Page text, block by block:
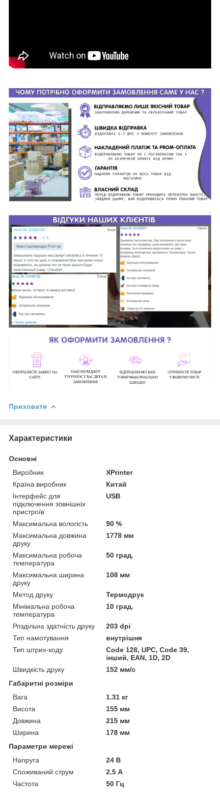
Приховати
Характеристики
Основні
Виробник
XPrinter
Країна виробник
Китай
Інтерфейс для
підключення зовнішніх
пристроїв
USB
Максимальна вологість
90 %
Максимальна довжина
друку
1778 мм
Максимальна робоча
температура
50 град.
Максимальна ширина
друку
108 мм
Метод друку
Термодрук
Мінімальна робоча
температура
10 град.
Роздільна здатність друку
203 dpi
Тип намотування
внутрішня
Тип штрих-коду
Code 128, UPC, Code 39,
інший, EAN, 1D, 2D
Швидкість друку
152 мм/с
Габаритні розміри
Вага
1.31 кг
Висота
155 мм
Довжина
215 мм
Ширина
178 мм
Параметри мережі
Напруга
24 В
Споживаний струм
2.5 А
Частота
50 Гц